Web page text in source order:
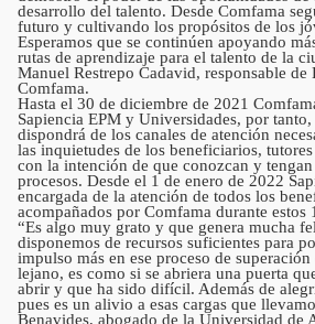
desarrollo del talento. Desde Comfama
futuro y cultivando los propósitos de los
Esperamos que se continúen apoyando
rutas de aprendizaje para el talento de la
Manuel Restrepo Cadavid, responsable
Comfama.
Hasta el 30 de diciembre de 2021
Sapiencia EPM y Universidades, por tanto,
dispondrá de los canales de atención
las inquietudes de los beneficiarios,
con la intención de que conozcan y
procesos. Desde el 1 de enero de 2022
encargada de la atención de todos los
acompañados por Comfama durante estos
“Es algo muy grato y que genera mucha
disponemos de recursos suficientes para
impulso más en ese proceso de superación
lejano, es como si se abriera una puerta
abrir y que ha sido difícil. Además de
pues es un alivio a esas cargas que
Benavides, abogado de la Universidad de